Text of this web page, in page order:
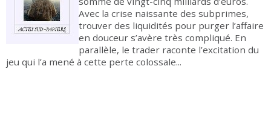
Avec la crise naissante des subprimes,
trouver des liquidités pour purger l’affaire
en douceur s’avère très compliqué. En
parallèle, le trader raconte l’excitation du
jeu qui l’a mené à cette perte colossale...